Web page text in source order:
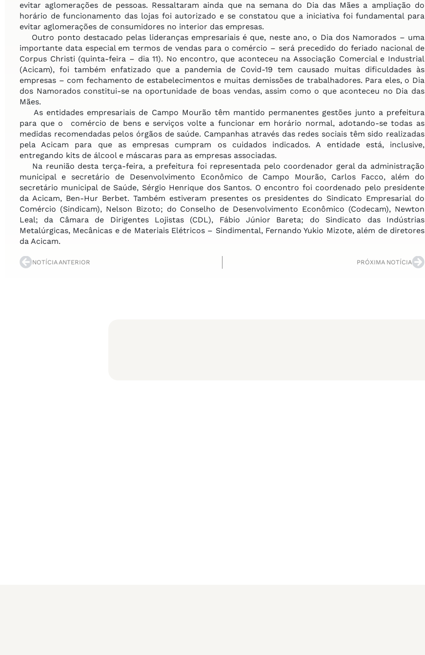
evitar aglomerações de pessoas. Ressaltaram ainda que na semana do Dia das Mães a ampliação do
horário de funcionamento das lojas foi autorizado e se constatou que a iniciativa foi fundamental para
evitar aglomerações de consumidores no interior das empresas.
Outro ponto destacado pelas lideranças empresariais é que, neste ano, o Dia dos Namorados – uma
importante data especial em termos de vendas para o comércio – será precedido do feriado nacional de
Corpus Christi (quinta-feira – dia 11). No encontro, que aconteceu na Associação Comercial e Industrial
(Acicam), foi também enfatizado que a pandemia de Covid-19 tem causado muitas dificuldades às
empresas – com fechamento de estabelecimentos e muitas demissões de trabalhadores. Para eles, o Dia
dos Namorados constitui-se na oportunidade de boas vendas, assim como o que aconteceu no Dia das
Mães.
As entidades empresariais de Campo Mourão têm mantido permanentes gestões junto a prefeitura
para que o comércio de bens e serviços volte a funcionar em horário normal, adotando-se todas as
medidas recomendadas pelos órgãos de saúde. Campanhas através das redes sociais têm sido realizadas
pela Acicam para que as empresas cumpram os cuidados indicados. A entidade está, inclusive,
entregando kits de álcool e máscaras para as empresas associadas.
Na reunião desta terça-feira, a prefeitura foi representada pelo coordenador geral da administração
municipal e secretário de Desenvolvimento Econômico de Campo Mourão, Carlos Facco, além do
secretário municipal de Saúde, Sérgio Henrique dos Santos. O encontro foi coordenado pelo presidente
da Acicam, Ben-Hur Berbet. Também estiveram presentes os presidentes do Sindicato Empresarial do
Comércio (Sindicam), Nelson Bizoto; do Conselho de Desenvolvimento Econômico (Codecam), Newton
Leal; da Câmara de Dirigentes Lojistas (CDL), Fábio Júnior Bareta; do Sindicato das Indústrias
Metalúrgicas, Mecânicas e de Materiais Elétricos – Sindimental, Fernando Yukio Mizote, além de diretores
da Acicam.
NOTÍCIA ANTERIOR PRÓXIMA NOTÍCIA